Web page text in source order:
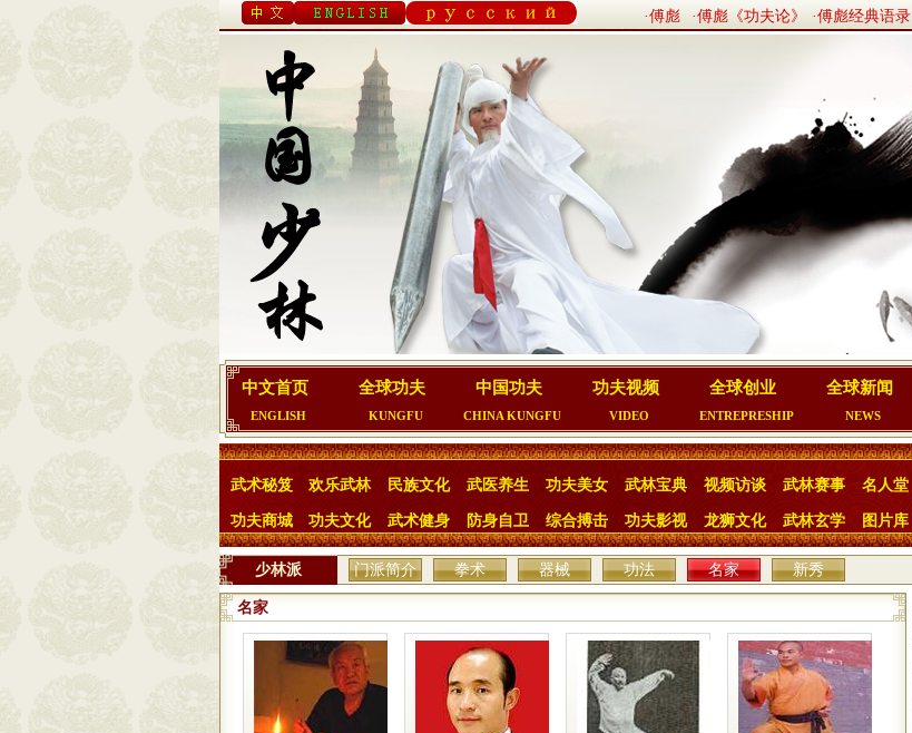
·傅彪 ·傅彪《功夫论》 ·傅彪经典语录
中文首页
ENGLISH
全球功夫
KUNGFU
中国功夫
CHINA KUNGFU
功夫视频
VIDEO
全球创业
ENTREPRESHIP
全球新闻
NEWS
武术秘笈 欢乐武林 民族文化 武医养生 功夫美女 武林宝典 视频访谈 武林赛事 名人堂
功夫商城 功夫文化 武术健身 防身自卫 综合搏击 功夫影视 龙狮文化 武林玄学 图片库
少林派 门派简介 拳术 器械 功法 名家 新秀
名家